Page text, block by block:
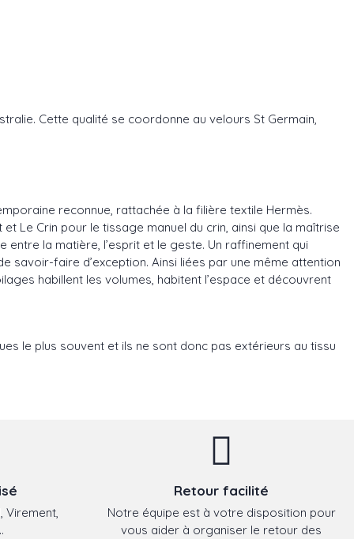
Cette qualité se coordonne au velours St Germain,
reconnue, rattachée à la filière textile Hermès.
Le Crin pour le tissage manuel du crin, ainsi que la maîtrise
la matière, l’esprit et le geste. Un raffinement qui
savoir-faire d’exception. Ainsi liées par une même attention
habillent les volumes, habitent l’espace et découvrent
le plus souvent et ils ne sont donc pas extérieurs au tissu
Virement,
Retour facilité
Notre équipe est à votre disposition pour
vous aider à organiser le retour des